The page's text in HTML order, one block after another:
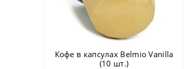
Кофе в капсулах Belmio Vanilla
(10 шт.)